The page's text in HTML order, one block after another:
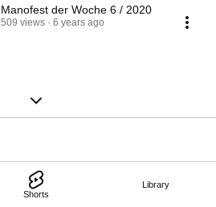
Shorts
Library
Manofest der Woche 6 / 2020
509 views 6 years ago